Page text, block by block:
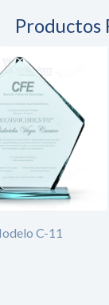
Productos
C-11